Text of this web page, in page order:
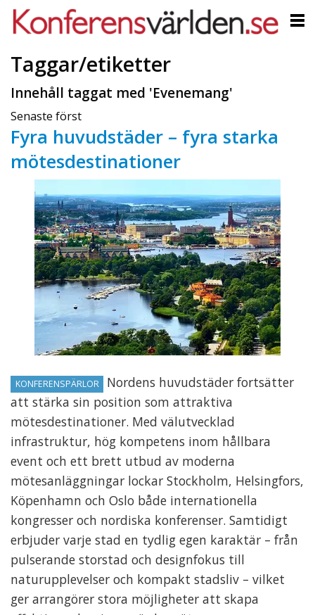
Taggar/etiketter
Innehåll taggat med 'Evenemang'
Senaste först
Fyra huvudstäder – fyra starka
mötesdestinationer
KONFERENSPÄRLOR
Nordens huvudstäder fortsätter
att stärka sin position som attraktiva
mötesdestinationer. Med välutvecklad
infrastruktur, hög kompetens inom hållbara
event och ett brett utbud av moderna
mötesanläggningar lockar Stockholm, Helsingfors,
Köpenhamn och Oslo både internationella
kongresser och nordiska konferenser. Samtidigt
erbjuder varje stad en tydlig egen karaktär – från
pulserande storstad och designfokus till
naturupplevelser och kompakt stadsliv – vilket
ger arrangörer stora möjligheter att skapa